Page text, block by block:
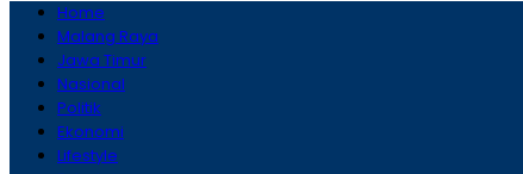
Home
Malang Raya
Jawa Timur
Nasional
Politik
Ekonomi
Lifestyle